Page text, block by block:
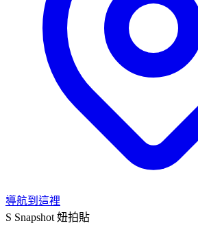
導航到這裡
S Snapshot 妞拍貼